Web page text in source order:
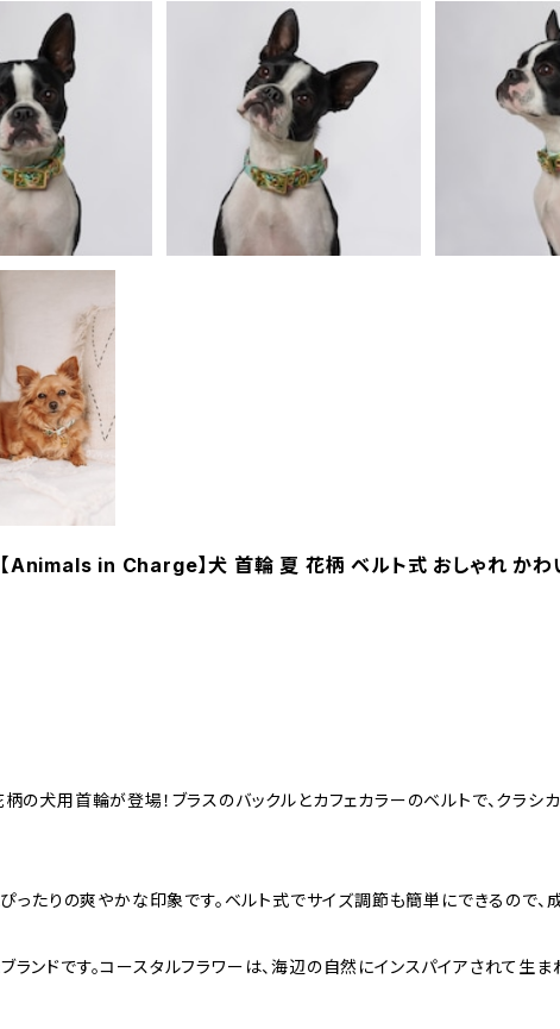
【Animals in Charge】犬 首輪 夏 花柄 ベルト式 おしゃれ かわ
犬用首輪が登場！ブラスのバックルとカフェカラーのベルトで、クラ
ったりの爽やかな印象です。ベルト式でサイズ調節も簡単にできるので、
ドです。コースタルフラワーは、海辺の自然にインスパイアされて生ま